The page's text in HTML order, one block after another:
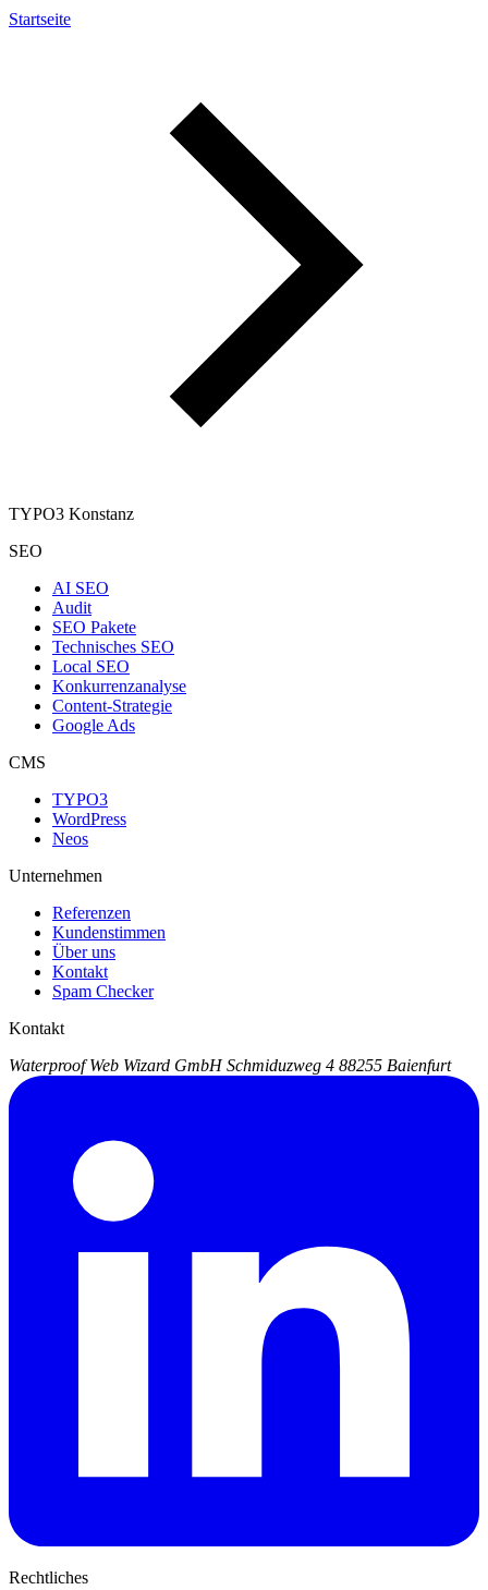
Startseite
TYPO3 Konstanz
SEO
AI SEO
Audit
SEO Pakete
Technisches SEO
Local SEO
Konkurrenzanalyse
Content-Strategie
Google Ads
CMS
TYPO3
WordPress
Neos
Unternehmen
Referenzen
Kundenstimmen
Über uns
Kontakt
Spam Checker
Kontakt
Waterproof Web Wizard GmbH Schmiduzweg 4 88255 Baienfurt
Rechtliches